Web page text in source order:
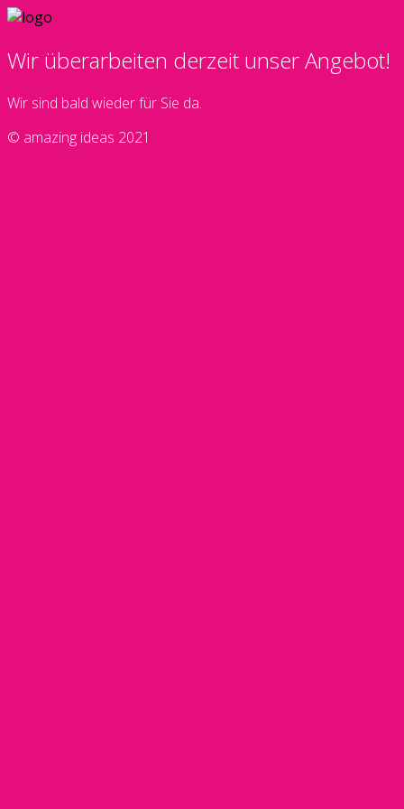
Wir überarbeiten derzeit unser Angebot!
Wir sind bald wieder für Sie da.
© amazing ideas 2021